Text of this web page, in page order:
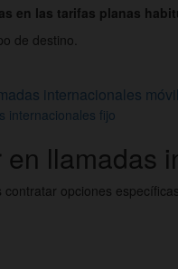
en las tarifas planas
de destino.
internacionales móvil
internacionales fijo
llamadas
opciones